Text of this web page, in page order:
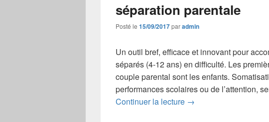
séparation parentale
Posté le 15/09/2017paradmin
Un outil bref, efficace et innovant pour
séparés (4-12 ans) en difficulté. Les
couple parental sont les enfants.
performances scolaires ou de l’attention,
Continuer la lecture Formation au parcours
→